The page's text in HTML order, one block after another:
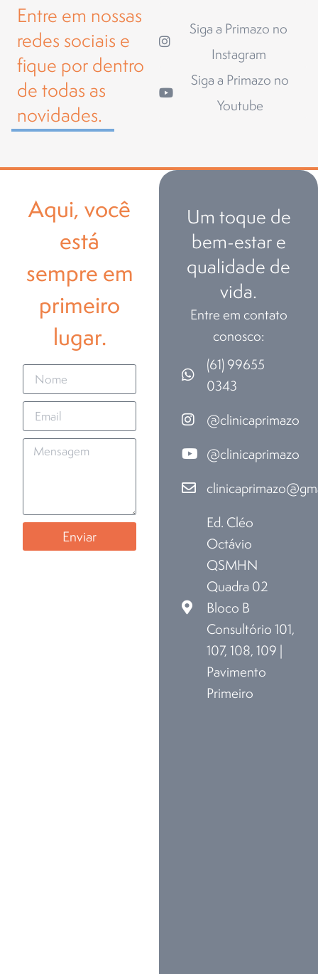
Entre em nossas
redes sociais e
fique por dentro
de todas as
novidades.
Siga a Primazo no
Instagram
Siga a Primazo no
Youtube
Aqui, você
está
sempre em
primeiro
lugar.
Enviar
Um toque de
bem-estar e
qualidade de
vida.
Entre em contato
conosco:
(61) 99655
0343
@clinicaprimazo
@clinicaprimazo
Ed. Cléo
Octávio
QSMHN
Quadra 02
Bloco B
Consultório 101,
107, 108, 109 |
Pavimento
Primeiro